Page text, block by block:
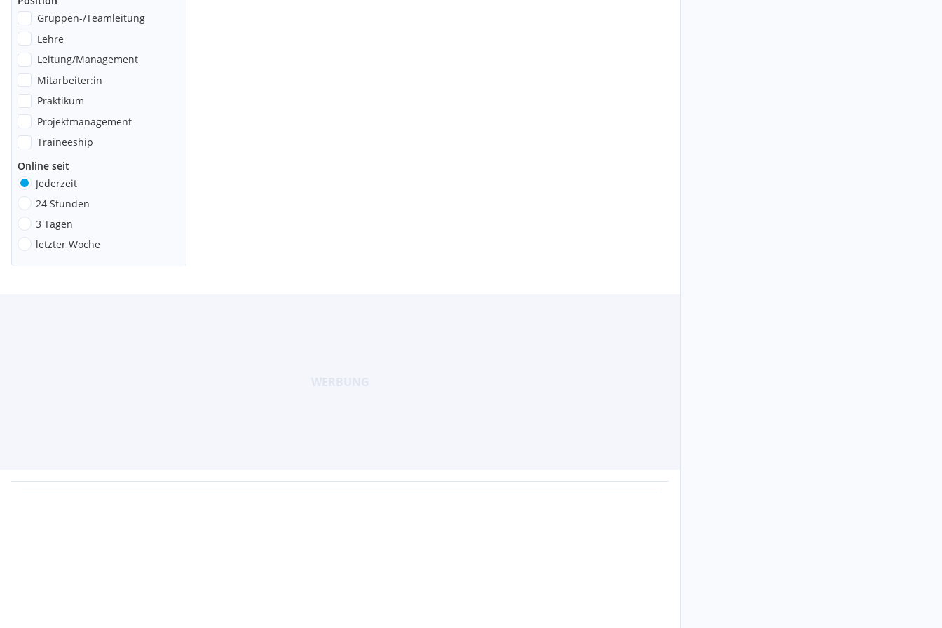
Gruppen-/Teamleitung
Lehre
Leitung/Management
Mitarbeiter:in
Praktikum
Projektmanagement
Traineeship
Online seit
Jederzeit
24 Stunden
3 Tagen
letzter Woche